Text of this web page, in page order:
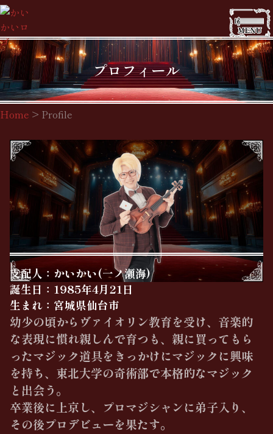
プロフィール
Home > Profile
支配人：かいかい(一ノ瀬海)
誕生日：1985年4月21日
生まれ：宮城県仙台市
幼少の頃からヴァイオリン教育を受け、音楽的
な表現に慣れ親しんで育つも、親に買ってもら
ったマジック道具をきっかけにマジックに興味
を持ち、東北大学の奇術部で本格的なマジック
と出会う。
卒業後に上京し、プロマジシャンに弟子入り、
その後プロデビューを果たす。